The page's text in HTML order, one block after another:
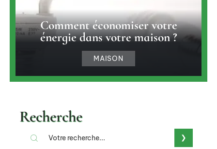
Comment économiser votre
énergie dans votre maison ?
MAISON
Recherche